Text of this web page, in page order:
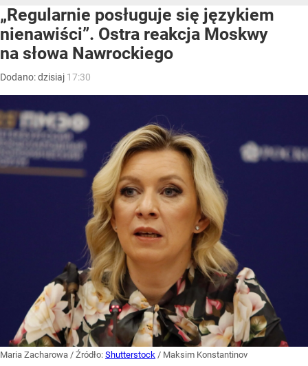
„Regularnie posługuje się językiem
nienawiści”. Ostra reakcja Moskwy
na słowa Nawrockiego
Dodano:dzisiaj 17:30
Maria Zacharowa / Źródło: Shutterstock / Maksim Konstantinov